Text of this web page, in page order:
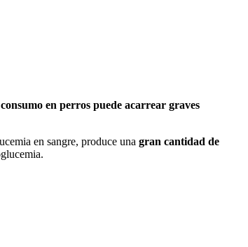
en perros puede acarrear graves
en sangre, produce una gran cantidad de